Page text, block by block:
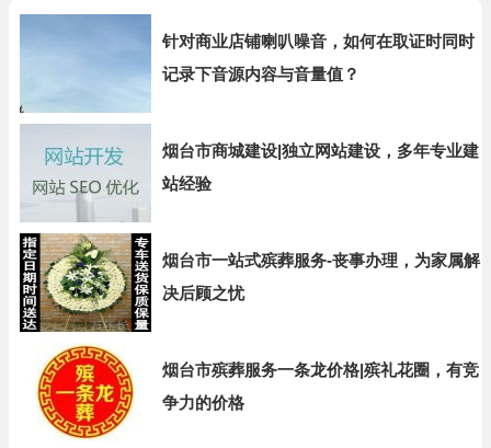
针对商业店铺喇叭噪音，如何在取证时同时
记录下音源内容与音量值？
烟台市商城建设|独立网站建设，多年专业建
站经验
烟台市一站式殡葬服务-丧事办理，为家属解
决后顾之忧
烟台市殡葬服务一条龙价格|殡礼花圈，有竞
争力的价格